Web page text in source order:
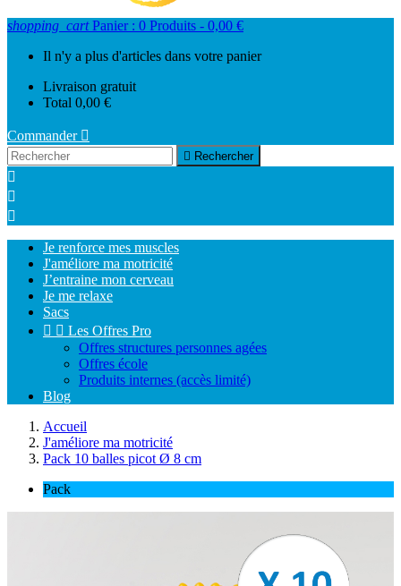
shopping_cart Panier : 0 Produits - 0,00 €
Il n'y a plus d'articles dans votre panier
Livraison gratuit
Total 0,00 €
Commander 
 Rechercher



Je renforce mes muscles
J'améliore ma motricité
J’entraine mon cerveau
Je me relaxe
Sacs
  Les Offres Pro
Offres structures personnes agées
Offres école
Produits internes (accès limité)
Blog
Accueil
J'améliore ma motricité
Pack 10 balles picot Ø 8 cm
Pack